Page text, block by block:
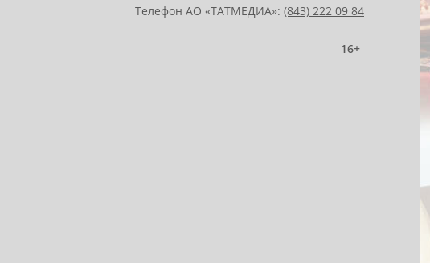
Телефон АО «ТАТМЕДИА»: (843) 222 09 84
16+